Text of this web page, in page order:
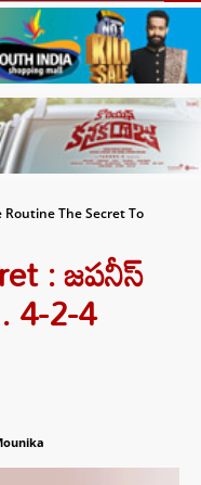
Routine The Secret To
: జపనీస్
4-2-4